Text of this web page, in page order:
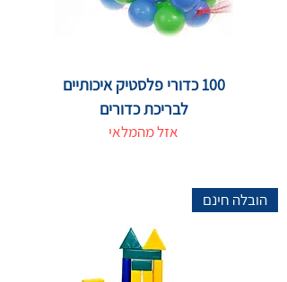
100 כדורי פלסטיק איכותיים
לבריכת כדורים
אזל מהמלאי
הובלה חינם